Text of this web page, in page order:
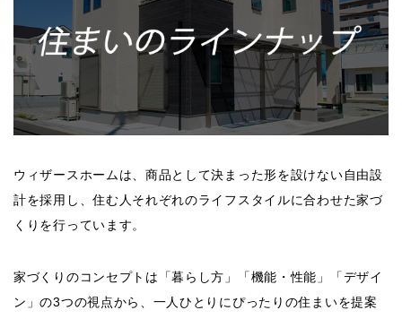
ウィザースホームは、商品として決まった形を設けない自由設
計を採用し、住む人それぞれのライフスタイルに合わせた家づ
くりを行っています。
家づくりのコンセプトは「暮らし方」「機能・性能」「デザイ
ン」の3つの視点から、一人ひとりにぴったりの住まいを提案